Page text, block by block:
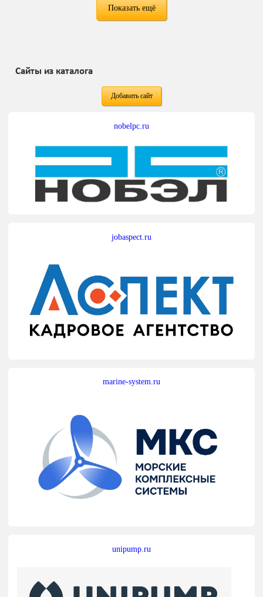
Показать ещё
Сайты из каталога
Добавить сайт
nobelpc.ru
jobaspect.ru
marine-system.ru
unipump.ru